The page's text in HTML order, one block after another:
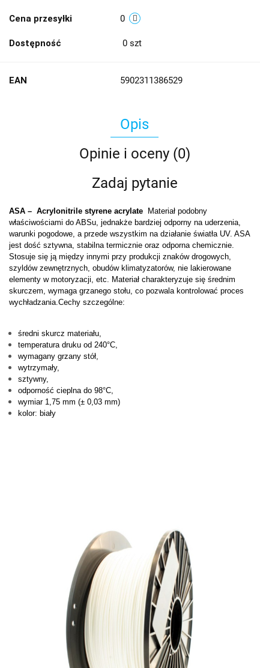
Cena przesyłki 0
Dostępność 0 szt
EAN 5902311386529
Opis
Opinie i oceny (0)
Zadaj pytanie
ASA – Acrylonitrile styrene acrylate
Materiał podobny
właściwościami do ABSu, jednakże bardziej odporny na uderzenia,
warunki pogodowe, a przede wszystkim na działanie światła UV. ASA
jest dość sztywna, stabilna termicznie oraz odporna chemicznie.
Stosuje się ją między innymi przy produkcji znaków drogowych,
szyldów zewnętrznych, obudów klimatyzatorów, nie lakierowane
elementy w motoryzacji, etc. Materiał charakteryzuje się średnim
skurczem, wymaga grzanego stołu, co pozwala kontrolować proces
wychładzania.Cechy szczególne:
średni skurcz materiału,
temperatura druku od 240°C,
wymagany grzany stół,
wytrzymały,
sztywny,
odporność cieplna do 98°C,
wymiar 1,75 mm (± 0,03 mm)
kolor: biały